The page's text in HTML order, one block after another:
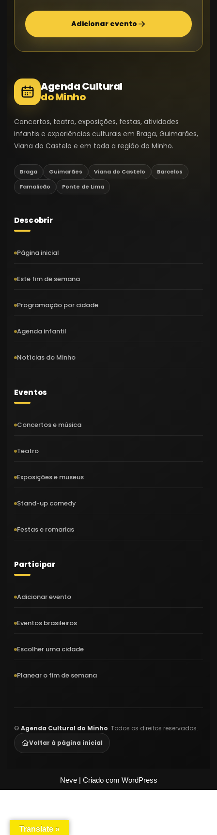
Adicionar evento
Agenda Cultural
do Minho
Concertos, teatro, exposições, festas, atividades
infantis e experiências culturais em Braga, Guimarães,
Viana do Castelo e em toda a região do Minho.
Braga Guimarães Viana do Castelo
Barcelos
Famalicão
Ponte de Lima
Descobrir
Página inicial
Este fim de semana
Programação por cidade
Agenda infantil
Notícias do Minho
Eventos
Concertos e música
Teatro
Exposições e museus
Stand-up comedy
Festas e romarias
Participar
Adicionar evento
Eventos brasileiros
Escolher uma cidade
Planear o fim de semana
© Agenda Cultural do Minho. Todos os direitos reservados.
Voltar à página inicial
Neve| Criado com WordPress
Translate »